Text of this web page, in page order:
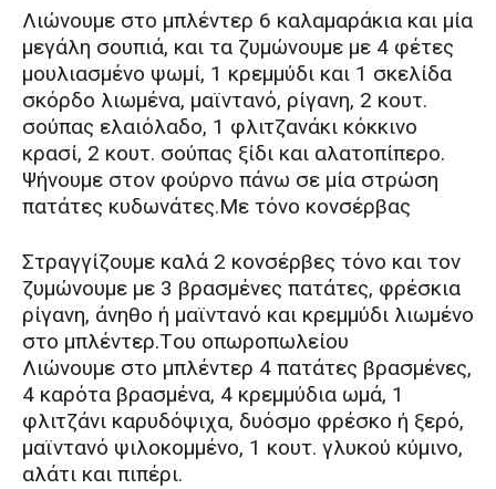
Λιώνουμε στο μπλέντερ 6 καλαμαράκια και μία
μεγάλη σουπιά, και τα ζυμώνουμε με 4 φέτες
μουλιασμένο ψωμί, 1 κρεμμύδι και 1 σκελίδα
σκόρδο λιωμένα, μαϊντανό, ρίγανη, 2 κουτ.
σούπας ελαιόλαδο, 1 φλιτζανάκι κόκκινο
κρασί, 2 κουτ. σούπας ξίδι και αλατοπίπερο.
Ψήνουμε στον φούρνο πάνω σε μία στρώση
πατάτες κυδωνάτες.Με τόνο κονσέρβας
Στραγγίζουμε καλά 2 κονσέρβες τόνο και τον
ζυμώνουμε με 3 βρασμένες πατάτες, φρέσκια
ρίγανη, άνηθο ή μαϊντανό και κρεμμύδι λιωμένο
στο μπλέντερ.Tου οπωροπωλείου
Λιώνουμε στο μπλέντερ 4 πατάτες βρασμένες,
4 καρότα βρασμένα, 4 κρεμμύδια ωμά, 1
φλιτζάνι καρυδόψιχα, δυόσμο φρέσκο ή ξερό,
μαϊντανό ψιλοκομμένο, 1 κουτ. γλυκού κύμινο,
αλάτι και πιπέρι.